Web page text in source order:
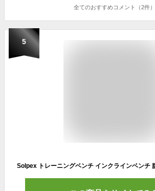
全てのおすすめコメント（2件）
5